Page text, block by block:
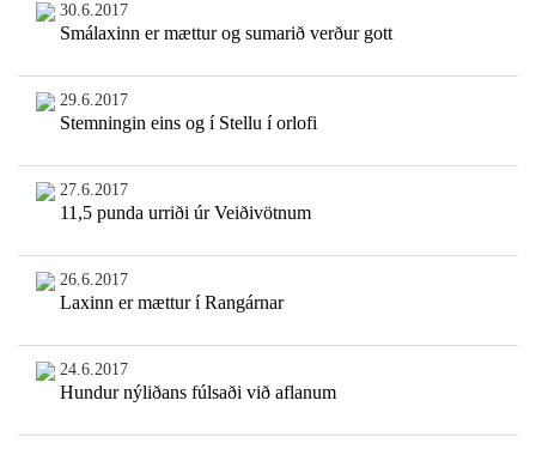
30.6.2017
Smálaxinn er mættur og sumarið verður gott
29.6.2017
Stemningin eins og í Stellu í orlofi
27.6.2017
11,5 punda urriði úr Veiðivötnum
26.6.2017
Laxinn er mættur í Rangárnar
24.6.2017
Hundur nýliðans fúlsaði við aflanum